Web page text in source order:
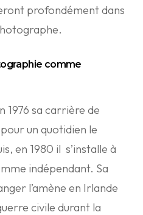
profondément dans
comme
1976 sa carrière de
un quotidien le
en 1980 il s’installe à
indépendant. Sa
l’amène en Irlande
civile durant la